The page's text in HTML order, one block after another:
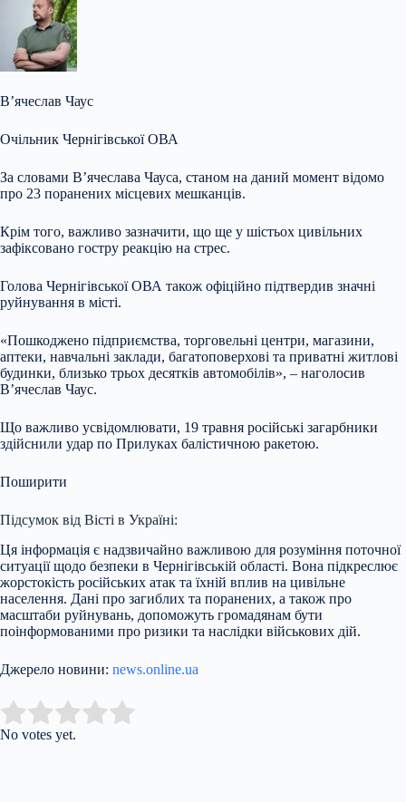
В’ячеслав Чаус
Очільник Чернігівської ОВА
За словами В’ячеслава Чауса, станом на даний момент відомо
про 23 поранених місцевих мешканців.
Крім того, важливо зазначити, що ще у шістьох цивільних
зафіксовано гостру реакцію на стрес.
Голова Чернігівської ОВА також офіційно підтвердив значні
руйнування в місті.
«Пошкоджено підприємства, торговельні центри, магазини,
аптеки, навчальні заклади, багатоповерхові та приватні житлові
будинки, близько трьох десятків автомобілів», – наголосив
В’ячеслав Чаус.
Що важливо усвідомлювати, 19 травня російські загарбники
здійснили удар по Прилуках балістичною ракетою.
Поширити
Підсумок від Вісті в Україні:
Ця інформація є надзвичайно важливою для розуміння поточної
ситуації щодо безпеки в Чернігівській області. Вона підкреслює
жорстокість російських атак та їхній вплив на цивільне
населення. Дані про загиблих та поранених, а також про
масштаби руйнувань, допоможуть громадянам бути
поінформованими про ризики та наслідки військових дій.
Джерело новини: news.online.ua
Rate this item:
No votes yet.